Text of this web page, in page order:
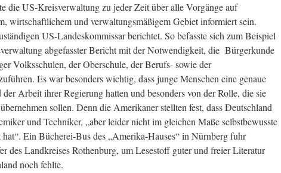
die US-Kreisverwaltung zu jeder Zeit über alle Vorgänge auf
wirtschaftlichem und verwaltungsmäßigem Gebiet informiert sein.
US-Landeskommissar berichtet. So befasste sich zum Beispiel
abgefasster Bericht mit der Notwendigkeit, die Bürgerkunde
Volksschulen, der Oberschule, der Berufs- sowie der
Es war besonders wichtig, dass junge Menschen eine genaue
Arbeit ihrer Regierung hatten und besonders von der Rolle, die sie
sollen. Denn die Amerikaner stellten fest, dass Deutschland
und Techniker, „aber leider nicht im gleichen Maße selbstbewusste
hat“. Ein Bücherei-Bus des „Amerika-Hauses“ in Nürnberg fuhr
des Landkreises Rothenburg, um Lesestoff guter und freier Literatur
noch fehlte.